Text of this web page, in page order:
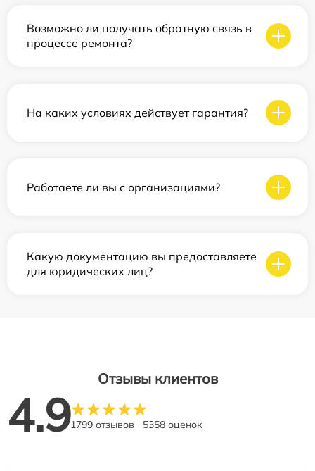
Возможно ли получать обратную связь в
процессе ремонта?
На каких условиях действует гарантия?
Работаете ли вы с организациями?
Какую документацию вы предоставляете
для юридических лиц?
Отзывы клиентов
4.91799 отзывов 5358 оценок